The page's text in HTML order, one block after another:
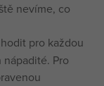
nevíme, co
pro každou
Pro